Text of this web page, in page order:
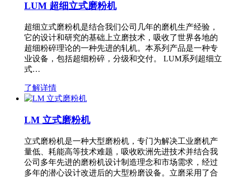
LUM 超细立式磨粉机
超细立式磨粉机是结合我们公司几年的磨机生产经验，
它的设计和研究的基础上立磨技术，吸收了世界各地的
超细粉碎理论的一种先进的轧机。本系列产品是一种专
业设备，包括超细粉碎，分级和交付。 LUM系列超细立
式…
了解详情
LM 立式磨粉机
立式磨粉机是一种大型磨粉机，专门为解决工业磨机产
量低、耗能高等技术难题，吸收欧洲先进技术并结合我
公司多年先进的磨粉机设计制造理念和市场需求，经过
多年的潜心设计改进后的大型粉磨设备。立磨采用了合